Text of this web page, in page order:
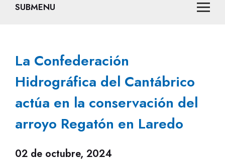
SUBMENU
La Confederación
Hidrográfica del Cantábrico
actúa en la conservación del
arroyo Regatón en Laredo
02 de octubre, 2024